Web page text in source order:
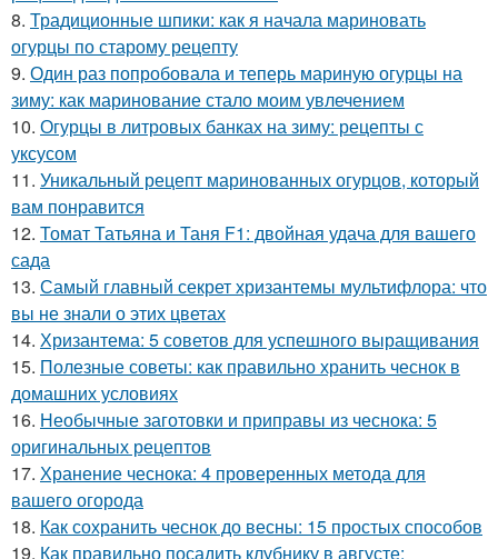
8. Традиционные шпики: как я начала мариновать
огурцы по старому рецепту
9. Один раз попробовала и теперь мариную огурцы на
зиму: как маринование стало моим увлечением
10. Огурцы в литровых банках на зиму: рецепты с
уксусом
11. Уникальный рецепт маринованных огурцов, который
вам понравится
12. Томат Татьяна и Таня F1: двойная удача для вашего
сада
13. Самый главный секрет хризантемы мультифлора: что
вы не знали о этих цветах
14. Хризантема: 5 советов для успешного выращивания
15. Полезные советы: как правильно хранить чеснок в
домашних условиях
16. Необычные заготовки и приправы из чеснока: 5
оригинальных рецептов
17. Хранение чеснока: 4 проверенных метода для
вашего огорода
18. Как сохранить чеснок до весны: 15 простых способов
19. Как правильно посадить клубнику в августе: